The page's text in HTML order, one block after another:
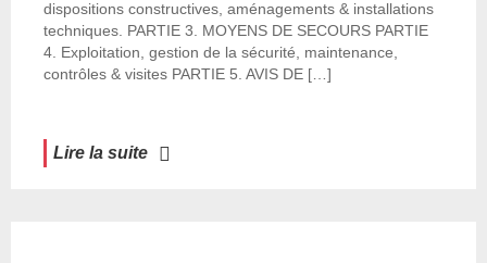
dispositions constructives, aménagements & installations
techniques. PARTIE 3. MOYENS DE SECOURS PARTIE
4. Exploitation, gestion de la sécurité, maintenance,
contrôles & visites PARTIE 5. AVIS DE […]
Lire la suite